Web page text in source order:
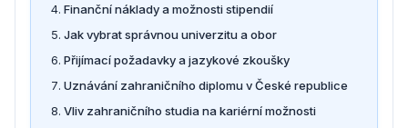
Finanční náklady a možnosti stipendií
Jak vybrat správnou univerzitu a obor
Přijímací požadavky a jazykové zkoušky
Uznávání zahraničního diplomu v České republice
Vliv zahraničního studia na kariérní možnosti